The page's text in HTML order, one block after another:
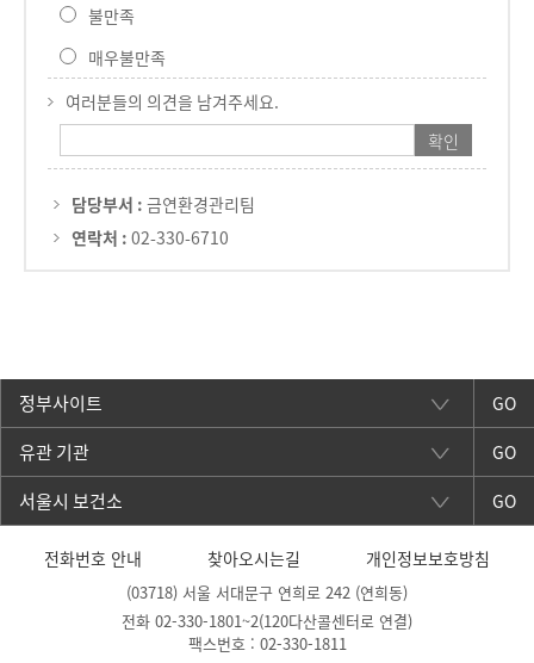
불만족
매우불만족
여러분들의 의견을 남겨주세요.
담당부서 : 금연환경관리팀
연락처 : 02-330-6710
GO
GO
GO
전화번호 안내 찾아오시는길 개인정보보호방침
(03718) 서울 서대문구 연희로 242 (연희동)
전화 02-330-1801~2(120다산콜센터로 연결)
팩스번호 : 02-330-1811